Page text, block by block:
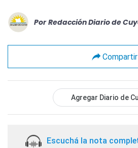
Por Redacción Diario de
Compartir
Agregar Diario de
Escuchá la nota